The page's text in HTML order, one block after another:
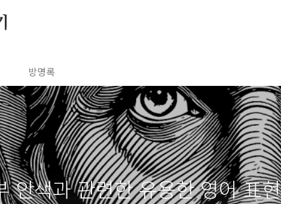
방명록
안색과 관련한 유용한 영어 표현